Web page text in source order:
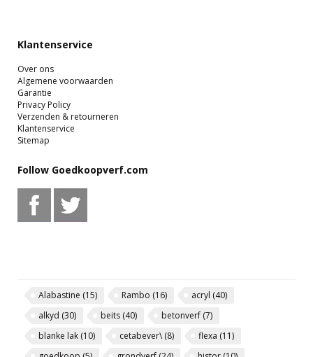
Klantenservice
Over ons
Algemene voorwaarden
Garantie
Privacy Policy
Verzenden & retourneren
Klantenservice
Sitemap
Follow Goedkoopverf.com
Alabastine (15) Rambo (16) acryl (40)
alkyd (30) beits (40) betonverf (7)
blanke lak (10) cetabever\(8) flexa (11)